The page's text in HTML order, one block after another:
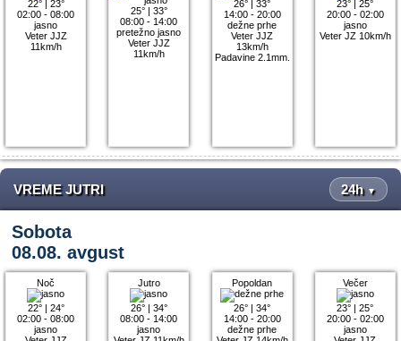
22°| 23°
02:00 - 08:00
jasno
Veter JJZ
11km/h
25°| 33°
08:00 - 14:00
pretežno jasno
Veter JJZ
11km/h
26° |33°
14:00 - 20:00
dežne prhe
Veter JJZ
13km/h
Padavine 2.1mm.
23° |25°
20:00 - 02:00
jasno
Veter JZ 10km/h
VREME JUTRI 24h ▼
Sobota
08.08. avgust
Noč
22°| 24°
02:00 - 08:00
jasno
Jutro
26°| 34°
08:00 - 14:00
jasno
Popoldan
26° |34°
14:00 - 20:00
dežne prhe
Večer
23° |25°
20:00 - 02:00
jasno